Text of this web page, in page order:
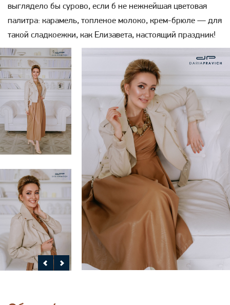
выглядело бы сурово, если б не нежнейшая цветовая
палитра: карамель, топленое молоко, крем-брюле — для
такой сладкоежки, как Елизавета, настоящий праздник!